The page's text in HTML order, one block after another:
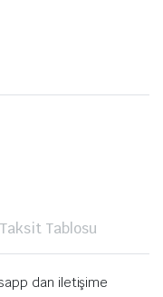
Taksit Tablosu
dan iletişime